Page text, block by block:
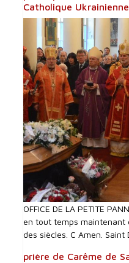
Catholique
OFFICE DE LA PETITE
en tout temps maintenant
des siècles. C Amen. Saint
prière de Carême de